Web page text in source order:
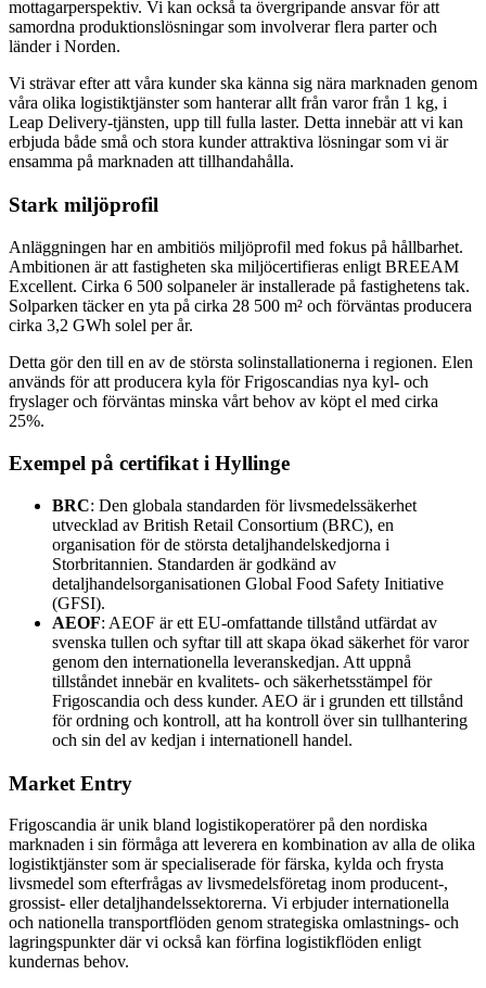
mottagarperspektiv. Vi kan också ta övergripande ansvar för att
samordna produktionslösningar som involverar flera parter och
länder i Norden.
Vi strävar efter att våra kunder ska känna sig nära marknaden genom
våra olika logistiktjänster som hanterar allt från varor från 1 kg, i
Leap Delivery-tjänsten, upp till fulla laster. Detta innebär att vi kan
erbjuda både små och stora kunder attraktiva lösningar som vi är
ensamma på marknaden att tillhandahålla.
Stark miljöprofil
Anläggningen har en ambitiös miljöprofil med fokus på hållbarhet.
Ambitionen är att fastigheten ska miljöcertifieras enligt BREEAM
Excellent. Cirka 6 500 solpaneler är installerade på fastighetens tak.
Solparken täcker en yta på cirka 28 500 m² och förväntas producera
cirka 3,2 GWh solel per år.
Detta gör den till en av de största solinstallationerna i regionen. Elen
används för att producera kyla för Frigoscandias nya kyl- och
fryslager och förväntas minska vårt behov av köpt el med cirka
25%.
Exempel på certifikat i Hyllinge
BRC: Den globala standarden för livsmedelssäkerhet
utvecklad av British Retail Consortium (BRC), en
organisation för de största detaljhandelskedjorna i
Storbritannien. Standarden är godkänd av
detaljhandelsorganisationen Global Food Safety Initiative
(GFSI).
AEOF: AEOF är ett EU-omfattande tillstånd utfärdat av
svenska tullen och syftar till att skapa ökad säkerhet för varor
genom den internationella leveranskedjan. Att uppnå
tillståndet innebär en kvalitets- och säkerhetsstämpel för
Frigoscandia och dess kunder. AEO är i grunden ett tillstånd
för ordning och kontroll, att ha kontroll över sin tullhantering
och sin del av kedjan i internationell handel.
Market Entry
Frigoscandia är unik bland logistikoperatörer på den nordiska
marknaden i sin förmåga att leverera en kombination av alla de olika
logistiktjänster som är specialiserade för färska, kylda och frysta
livsmedel som efterfrågas av livsmedelsföretag inom producent-,
grossist- eller detaljhandelssektorerna. Vi erbjuder internationella
och nationella transportflöden genom strategiska omlastnings- och
lagringspunkter där vi också kan förfina logistikflöden enligt
kundernas behov.